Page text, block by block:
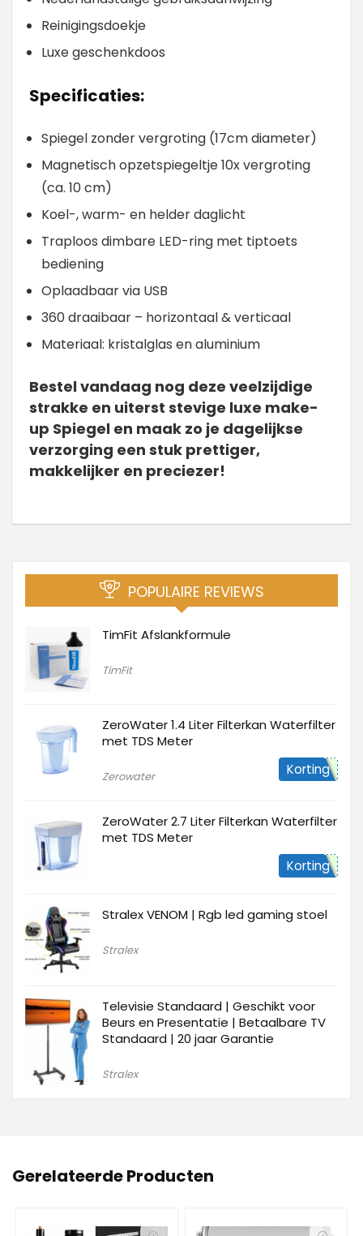
Reinigingsdoekje
Luxe geschenkdoos
Specificaties:
Spiegel zonder vergroting (17cm diameter)
Magnetisch opzetspiegeltje 10x vergroting
(ca. 10 cm)
Koel-, warm- en helder daglicht
Traploos dimbare LED-ring met tiptoets
bediening
Oplaadbaar via USB
360 draaibaar – horizontaal & verticaal
Materiaal: kristalglas en aluminium
Bestel vandaag nog deze veelzijdige
strakke en uiterst stevige luxe make-
up Spiegel en maak zo je dagelijkse
verzorging een stuk prettiger,
makkelijker en preciezer!
POPULAIRE REVIEWS
TimFit Afslankformule
TimFit
ZeroWater 1.4 Liter Filterkan Waterfilter
met TDS Meter
Zerowater Korting
ZeroWater 2.7 Liter Filterkan Waterfilter
met TDS Meter
Korting
Stralex VENOM | Rgb led gaming stoel
Stralex
Televisie Standaard | Geschikt voor
Beurs en Presentatie | Betaalbare TV
Standaard | 20 jaar Garantie
Stralex
Gerelateerde Producten